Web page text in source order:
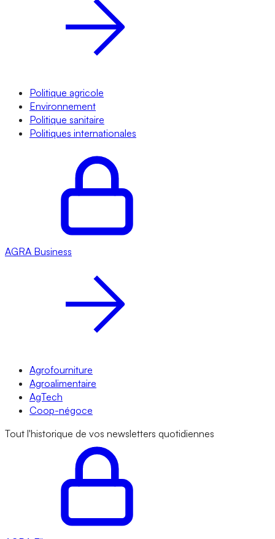
Politique agricole
Environnement
Politique sanitaire
Politiques internationales
AGRA Business
Agrofourniture
Agroalimentaire
AgTech
Coop-négoce
Tout l'historique de vos newsletters quotidiennes